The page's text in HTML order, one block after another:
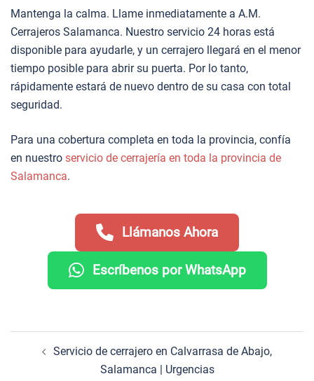
Mantenga la calma. Llame inmediatamente a A.M.
Cerrajeros Salamanca. Nuestro servicio 24 horas está
disponible para ayudarle, y un cerrajero llegará en el menor
tiempo posible para abrir su puerta. Por lo tanto,
rápidamente estará de nuevo dentro de su casa con total
seguridad.
Para una cobertura completa en toda la provincia, confía
en nuestro servicio de cerrajería en toda la provincia de
Salamanca.
Llámanos Ahora
Escríbenos por WhatsApp
Servicio de cerrajero en Calvarrasa de Abajo,
Salamanca | Urgencias